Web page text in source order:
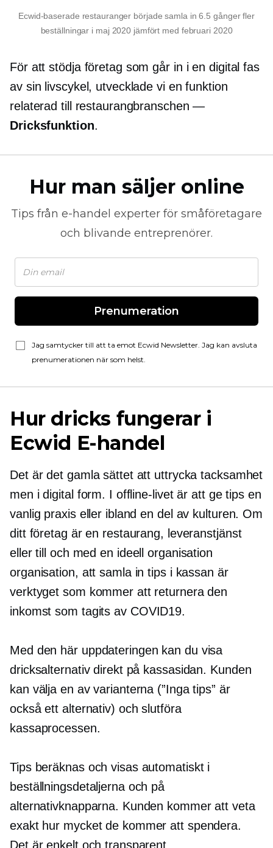
Ecwid-baserade restauranger började samla in 6.5 gånger fler
beställningar i maj 2020 jämfört med februari 2020
För att stödja företag som går in i en digital fas
av sin livscykel, utvecklade vi en funktion
relaterad till restaurangbranschen —
Dricksfunktion.
Hur man säljer online
Tips från e-handel experter för småföretagare
och blivande entreprenörer.
Prenumeration
Jag samtycker till att ta emot Ecwid Newsletter. Jag kan avsluta
prenumerationen när som helst.
Hur dricks fungerar i
Ecwid E-handel
Det är det gamla sättet att uttrycka tacksamhet
men i digital form. I offline-livet är att ge tips en
vanlig praxis eller ibland en del av kulturen. Om
ditt företag är en restaurang, leveranstjänst
eller till och med en ideell organisation
organisation, att samla in tips i kassan är
verktyget som kommer att returnera den
inkomst som tagits av COVID19.
Med den här uppdateringen kan du visa
dricksalternativ direkt på kassasidan. Kunden
kan välja en av varianterna (”Inga tips” är
också ett alternativ) och slutföra
kassaprocessen.
Tips beräknas och visas automatiskt i
beställningsdetaljerna och på
alternativknapparna. Kunden kommer att veta
exakt hur mycket de kommer att spendera.
Det är enkelt och transparent.